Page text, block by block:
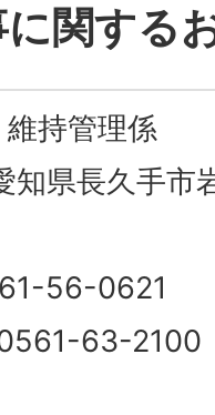
関する
持管理係
県長久手市
56-0621
63-2100